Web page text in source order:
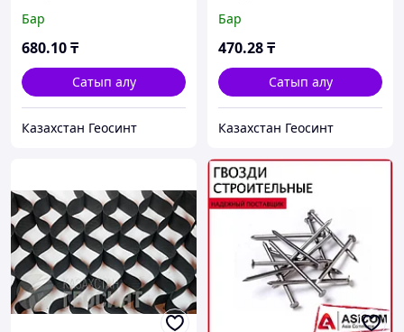
Бар
680.10₸
Сатып алу
Казахстан Геосинт
Бар
470.28₸
Сатып алу
Казахстан Геосинт